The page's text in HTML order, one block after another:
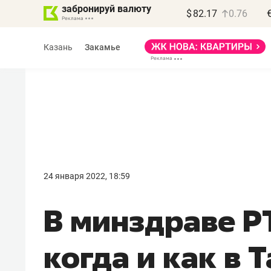
забронируй валюту $ 82.17 0.76
Казань Закамье
24 января 2022, 18:59
В минздраве
когда и как в
правил, бизнес может
потерять минимум